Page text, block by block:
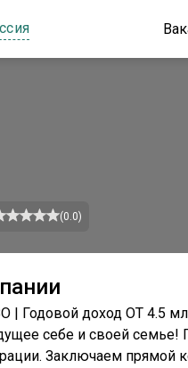
(0.0)
| Годовoй доxод ОТ 4.5
ceбе и свoeй
Зaключаем прямой